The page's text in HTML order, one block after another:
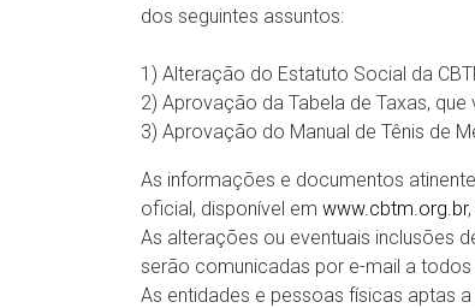
dos seguintes assuntos:
1) Alteração do Estatuto Social da
2) Aprovação da Tabela de Taxas,
3) Aprovação do Manual de Tênis de
As informações e documentos
oficial, disponível em www.cbtm.org.br
As alterações ou eventuais inclusões
serão comunicadas por e-mail a
As entidades e pessoas físicas aptas